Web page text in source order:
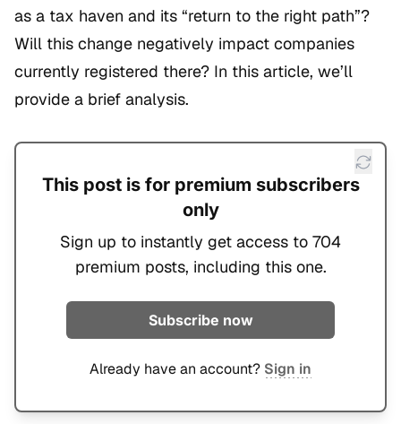
as a tax haven and its “return to the right path”?
Will this change negatively impact companies
currently registered there? In this article, we’ll
provide a brief analysis.
This post is for premium subscribers
only
Sign up to instantly get access to 704
premium posts, including this one.
Subscribe now
Already have an account? Sign in